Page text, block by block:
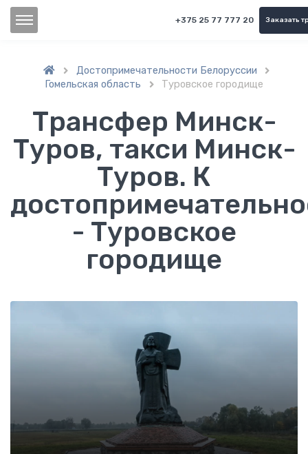
+375 25 77 777 20 Заказать
 Достопримечательности Белоруссии 
Гомельская область  Туровское городище
Трансфер Минск-
Туров, такси Минск-
Туров. К
- Туровское
городище